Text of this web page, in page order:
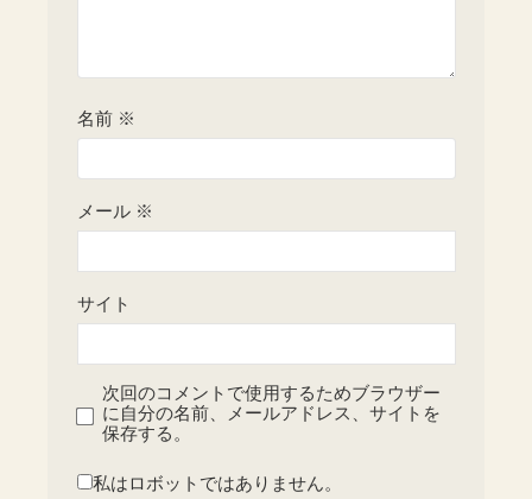
名前 ※
メール ※
サイト
次回のコメントで使用するためブラウザー
に自分の名前、メールアドレス、サイトを
保存する。
私はロボットではありません。